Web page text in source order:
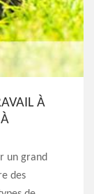
À
un grand
des